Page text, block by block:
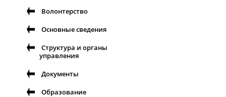
Волонтерство
Основные сведения
Структура и органы
управления
Документы
Образование